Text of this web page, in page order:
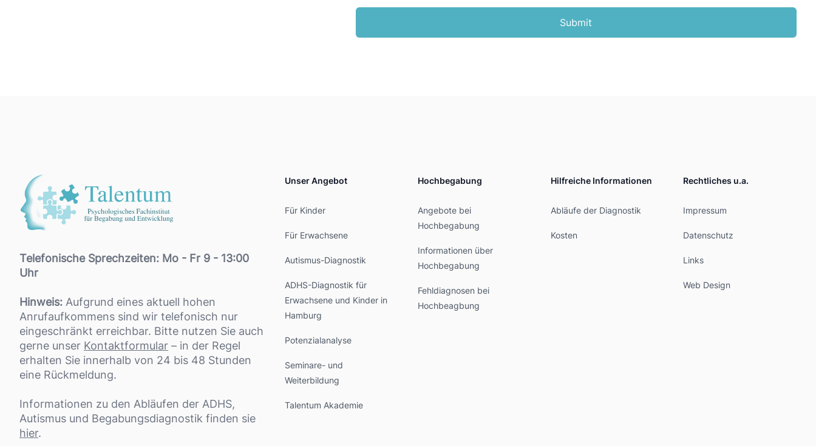
Telefonische Sprechzeiten: Mo - Fr 9 - 13:00
Uhr
Hinweis: Aufgrund eines aktuell hohen
Anrufaufkommens sind wir telefonisch nur
eingeschränkt erreichbar. Bitte nutzen Sie auch
gerne unser Kontaktformular – in der Regel
erhalten Sie innerhalb von 24 bis 48 Stunden
eine Rückmeldung.
Informationen zu den Abläufen der ADHS,
Autismus und Begabungsdiagnostik finden sie
hier.
Unser Angebot
Für Kinder
Für Erwachsene
Autismus-Diagnostik
ADHS-Diagnostik für
Erwachsene und Kinder in
Hamburg
Potenzialanalyse
Seminare- und
Weiterbildung
Talentum Akademie
Hochbegabung
Angebote bei
Hochbegabung
Informationen über
Hochbegabung
Fehldiagnosen bei
Hochbeagbung
Hilfreiche Informationen
Abläufe der Diagnostik
Kosten
Rechtliches u.a.
Impressum
Datenschutz
Links
Web Design